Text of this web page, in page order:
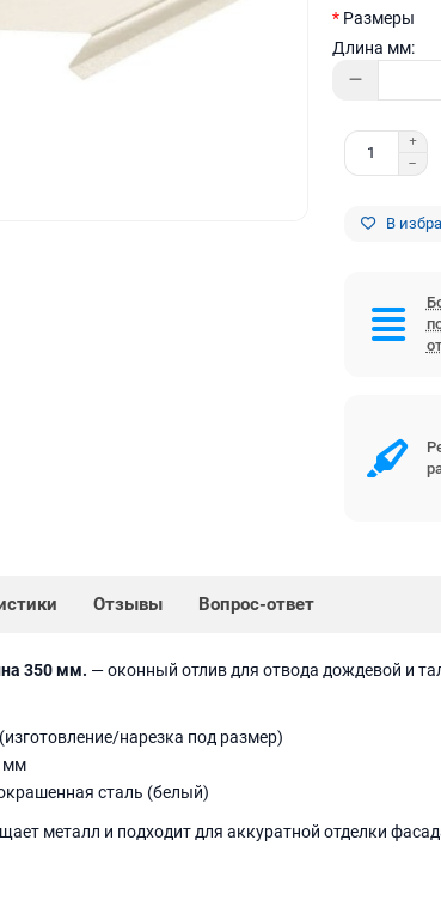
Размеры
Длина мм:
В
Отзывы Вопрос-ответ
350 мм. — оконный отлив для отвода дождевой и
нарезка под размер)
мм
сталь (белый)
металл и подходит для аккуратной отделки